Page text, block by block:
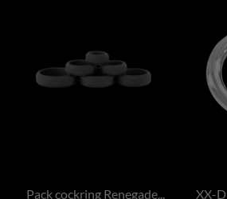
Pack cockring Renegade...
XX-